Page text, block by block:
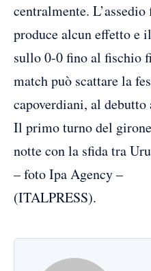
centralmente.
produce alcun effetto e
sullo 0-0 fino al fischio
match può scattare la
capoverdiani, al
Il primo turno del
notte con la sfida tra
– foto Ipa Agency –
(ITALPRESS).